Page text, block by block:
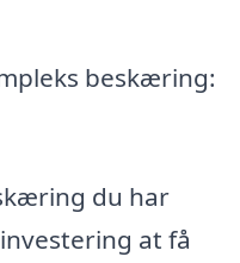
beskæring:
du har
at få